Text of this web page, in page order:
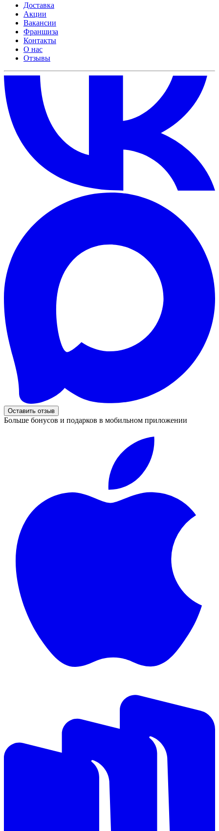
Доставка
Акции
Вакансии
Франшиза
Контакты
О нас
Отзывы
Оставить отзыв
Больше бонусов и подарков в мобильном приложении